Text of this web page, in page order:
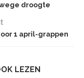
droogte
1 april-grappen
LEZEN